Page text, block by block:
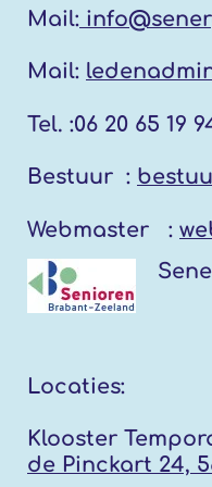
Mail:
Mail:
Tel. :06 20 65 19
Bestuur :
Webmaster :
Locaties:
Klooster
de Pinckart 24,